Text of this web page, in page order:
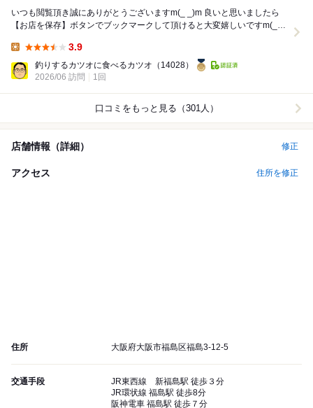
いつも閲覧頂き誠にありがとうございますm(_ _)m 良いと思いましたら
【お店を保存】ボタンでブックマークして頂けると大変嬉しいですm(_
3.9
釣りするカツオに食べるカツオ （14028）
2026/06 訪問
1回
口コミをもっと見る（301人）
店舗情報（詳細） 修正
アクセス 住所を修正
住所 大阪府大阪市福島区福島3-12-5
交通手段
JR東西線 新福島駅 徒歩３分
JR環状線 福島駅 徒歩8分
阪神電車 福島駅 徒歩７分